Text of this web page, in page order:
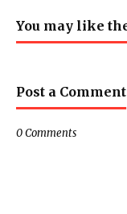
You may like
Post a Comment
0 Comments